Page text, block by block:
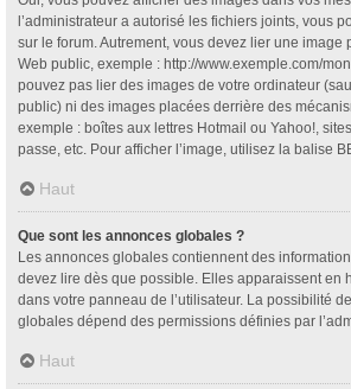
l’administrateur a autorisé les fichiers joints, vous
sur le forum. Autrement, vous devez lier une image
Web public, exemple : http://www.exemple.com/
pouvez pas lier des images de votre ordinateur
public) ni des images placées derrière des
exemple : boîtes aux lettres Hotmail ou Yahoo!,
passe, etc. Pour afficher l’image, utilisez la balise
Haut
Que sont les annonces globales ?
Les annonces globales contiennent des
devez lire dès que possible. Elles apparaissent en
dans votre panneau de l’utilisateur. La possibilité
globales dépend des permissions définies par
Haut